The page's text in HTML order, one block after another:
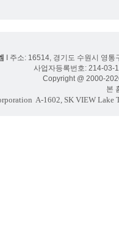
I 주소: 16514, 경기도 수원시 영
사업자등록번호: 214-
Copyright @ 2000-
본 홈
A-1602, SK VIEW Lake